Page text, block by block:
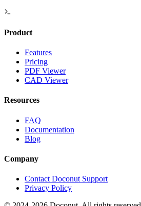
Product
Features
Pricing
PDF Viewer
CAD Viewer
Resources
FAQ
Documentation
Blog
Company
Contact Doconut Support
Privacy Policy